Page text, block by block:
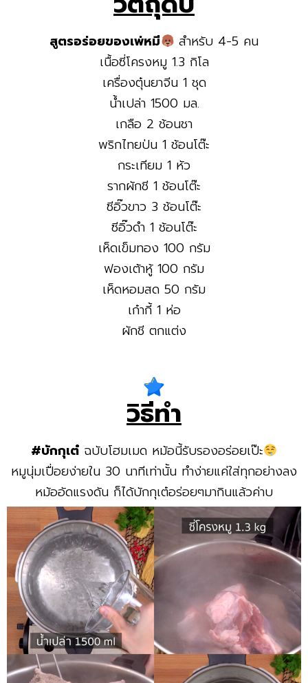
สูตรอร่อยของเพ่หมี
สำหรับ 4-5 คน
เนื้อซี่โครงหมู 1.3 กิโล
เครื่องตุ๋นยาจีน 1 ชุด
น้ำเปล่า 1500 มล.
เกลือ 2 ช้อนชา
พริกไทยป่น 1 ช้อนโต๊ะ
กระเทียม 1 หัว
รากผักชี 1 ช้อนโต๊ะ
ซีอิ๊วขาว 3 ช้อนโต๊ะ
ซีอิ๊วดำ 1 ช้อนโต๊ะ
เห็ดเข็มทอง 100 กรัม
ฟองเต้าหู้ 100 กรัม
เห็ดหอมสด 50 กรัม
เก๋ากี้ 1 ห่อ
ผักชี ตกแต่ง
วิธีทำ
#บักกุเต๋ฉบับโฮมเมด หม้อนี้รับรองอร่อยเป๊ะ
หมูนุ่มเปื่อยง่ายใน 30 นาทีเท่านั้น ทำง่ายแค่ใส่ทุกอย่างลง
หม้ออัดแรงดัน ก็ได้บักกุเต๋อร่อยๆมากินแล้วค่าบ